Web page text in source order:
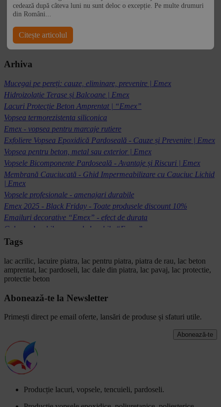
cedează după câteva luni nu sunt deloc o excepție. Pe multe drumuri
din Români...
Citește articolul
Arhiva
Mucegai pe pereți: cauze, eliminare, prevenire | Emex
Hidroizolație Terase și Balcoane | Emex
Lacuri Protecție Beton Amprentat | “Emex”
Vopsea termorezistenta siliconica
Emex - vopsea pentru marcaje rutiere
Exfoliere Vopsea Epoxidică Pardoseală - Cauze și Prevenire | Emex
Vopsea pentru beton, metal sau exterior | Emex
Vopsele Bicomponente Pardoseală - Avantaje și Riscuri | Emex
Membrană Cauciucată - Ghid Impermeabilizare cu Cauciuc Lichid
| Emex
Vopsele profesionale - amenajari durabile
Emex 2025 - Black Friday - Toate produsele discount 10%
Emailuri decorative “Emex” - efect de durata
Culoare durabila - vopsele lavabile “Emex”
Vopsirea acoperisului pentru iarna
Marcajul rutier - Siguranță în trafic
Lacuri profesionale pentru lemn
Promotie - Tencuiala decorativa Emex
Membrana Cauciucata Elastomerica pentru Hidroizolatii Durabile
Vopsirea suprafetelor metalice
Lac de piatra si beton amprentat
Ghid pentru Vopseaua Epoxidica de Pardoseli
Vopsele Inteligente “Emex”
Clorcauciuc de pardoseala - Recomandari
Vopsea Metalizata - Hamerschlag
Tags
lac acrilic, lacuire piatra, lac pentru piatra, piatra de rau, lac beton
amprentat, lac pardoseli, lac dale din piatra, lac pavaj, lac protectie,
protectie beton
Abonează-te la Newsletter
Primești direct pe email oferte, lansări de produse și sfaturi utile.
Abonează-te
Producție lacuri, vopsele, tencuieli, pardoseli.